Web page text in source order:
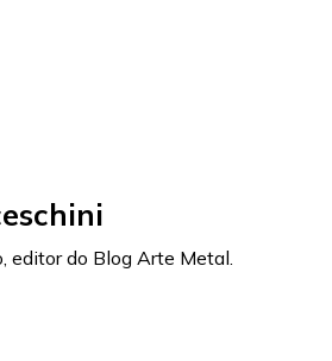
editor do Blog Arte Metal.